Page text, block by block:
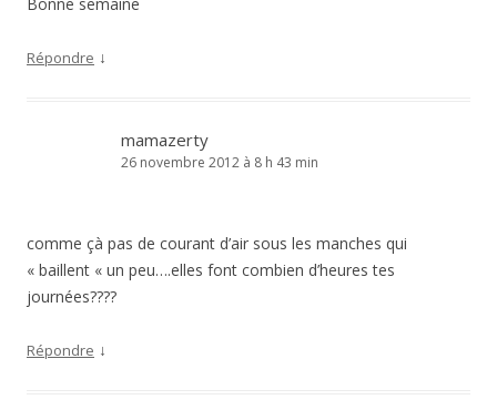
Répondre ↓
mamazerty
26 novembre 2012 à 8 h 43 min
comme çà pas de courant d’air sous les manches qui
« baillent « un peu….elles font combien d’heures tes
journées????
Répondre ↓